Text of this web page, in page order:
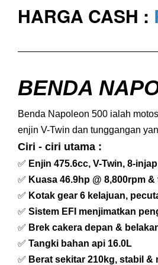
HARGA CASH :
BENDA
Benda Napoleon 500 ialah
enjin V-Twin dan tunggangan
Ciri - ciri utama :
✅ Enjin 475.6cc, V-Twin, 8-
✅ Kuasa 46.9hp @ 8,800rpm
✅ Kotak gear 6 kelajuan,
✅ Sistem EFI menjimatkan
✅ Brek cakera depan &
✅ Tangki bahan api 16.0L
✅ Berat sekitar 210kg, stabil &